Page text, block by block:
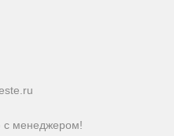
с менеджером!